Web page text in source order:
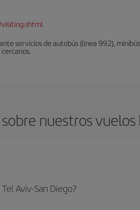
servicios de autobús (línea 992),
nuestros vuelos
Aviv-San Diego?